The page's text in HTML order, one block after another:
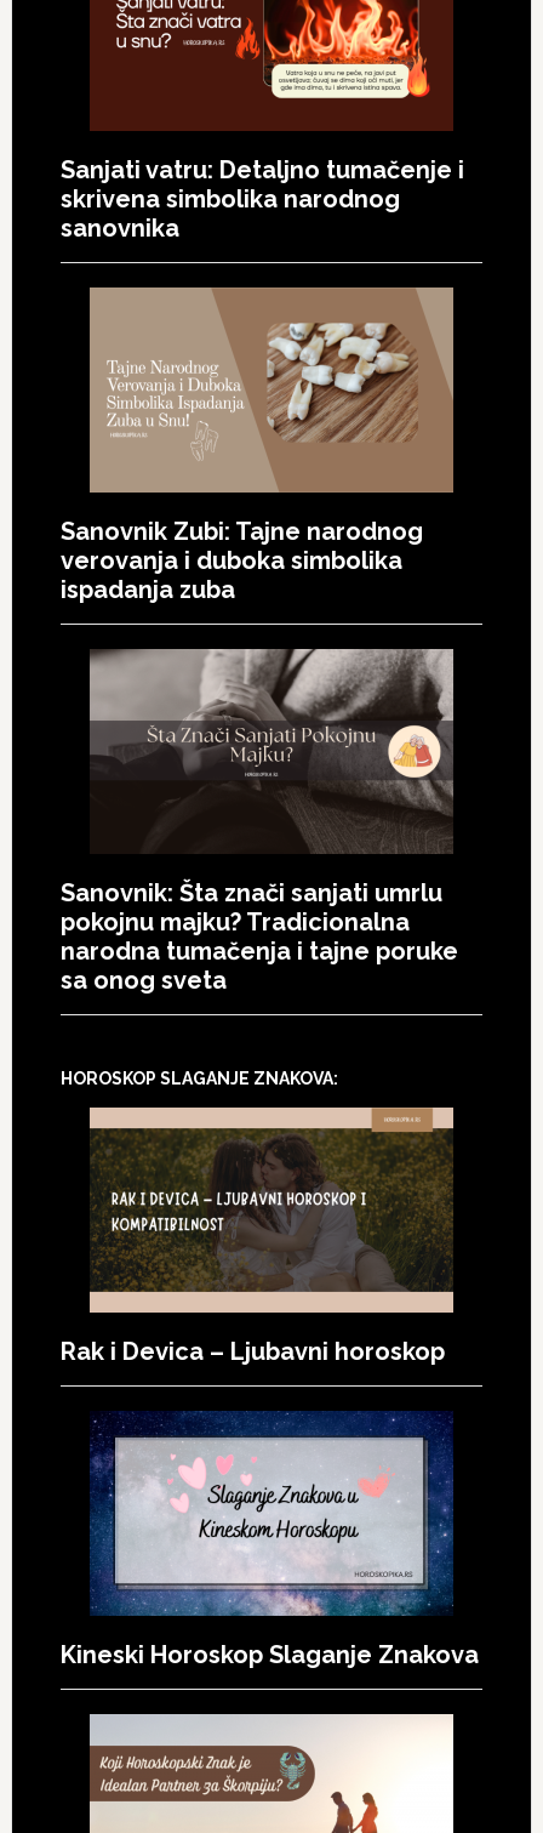
Sanjati vatru: Detaljno tumačenje i
skrivena simbolika narodnog
sanovnika
Sanovnik Zubi: Tajne narodnog
verovanja i duboka simbolika
ispadanja zuba
Sanovnik: Šta znači sanjati umrlu
pokojnu majku? Tradicionalna
narodna tumačenja i tajne poruke
sa onog sveta
HOROSKOP SLAGANJE ZNAKOVA:
Rak i Devica – Ljubavni horoskop
Kineski Horoskop Slaganje Znakova